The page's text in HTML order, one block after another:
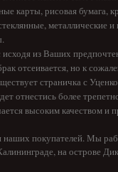
карты,рисовая бумага,
металлические и
исходя из Ваших
отсеивается, но к
страничка с
отнестись более
высоким качеством и
наших покупателей. Мы
на острове